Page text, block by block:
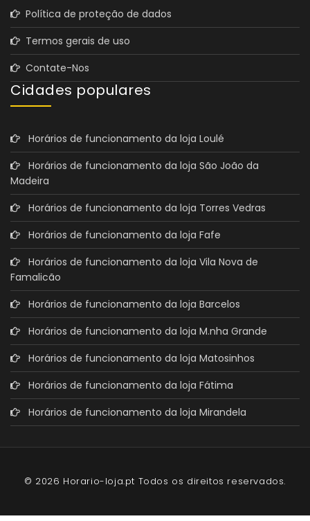
Política de proteção de dados
Termos gerais de uso
Contate-Nos
Cidades populares
Horários de funcionamento da loja Loulé
Horários de funcionamento da loja São João da
Madeira
Horários de funcionamento da loja Torres Vedras
Horários de funcionamento da loja Fafe
Horários de funcionamento da loja Vila Nova de
Famalicão
Horários de funcionamento da loja Barcelos
Horários de funcionamento da loja M.nha Grande
Horários de funcionamento da loja Matosinhos
Horários de funcionamento da loja Fátima
Horários de funcionamento da loja Mirandela
© 2026 Horario-loja.pt Todos os direitos reservados.